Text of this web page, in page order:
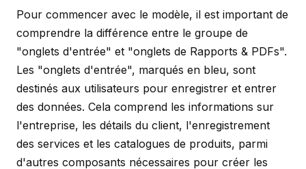
Pour commencer avec le modèle, il est important de
comprendre la différence entre le groupe de
"onglets d'entrée" et "onglets de Rapports & PDFs".
Les "onglets d'entrée", marqués en bleu, sont
destinés aux utilisateurs pour enregistrer et entrer
des données. Cela comprend les informations sur
l'entreprise, les détails du client, l'enregistrement
des services et les catalogues de produits, parmi
d'autres composants nécessaires pour créer les